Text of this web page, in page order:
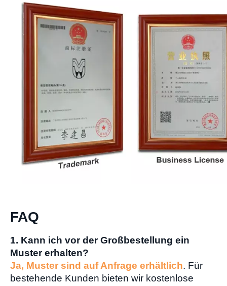
FAQ
1. Kann ich vor der Großbestellung ein
Muster erhalten?
Ja, Muster sind auf Anfrage erhältlich. Für
bestehende Kunden bieten wir kostenlose